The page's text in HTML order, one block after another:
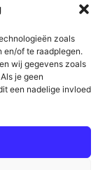
zoals
en/of te raadplegen.
wij gegevens zoals
je geen
een nadelige invloed